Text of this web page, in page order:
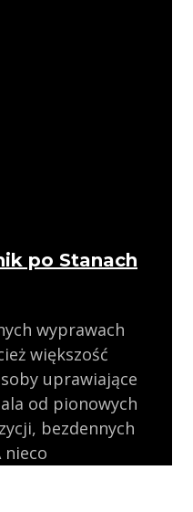
po Stanach
wyprawach
większość
uprawiające
od pionowych
bezdennych
nieco